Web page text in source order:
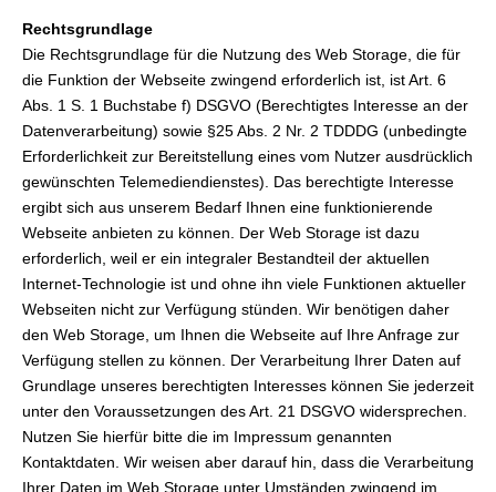
Rechtsgrundlage
Die Rechtsgrundlage für die Nutzung des Web Storage, die für
die Funktion der Webseite zwingend erforderlich ist, ist Art. 6
Abs. 1 S. 1 Buchstabe f) DSGVO (Berechtigtes Interesse an der
Datenverarbeitung) sowie §25 Abs. 2 Nr. 2 TDDDG (unbedingte
Erforderlichkeit zur Bereitstellung eines vom Nutzer ausdrücklich
gewünschten Telemediendienstes). Das berechtigte Interesse
ergibt sich aus unserem Bedarf Ihnen eine funktionierende
Webseite anbieten zu können. Der Web Storage ist dazu
erforderlich, weil er ein integraler Bestandteil der aktuellen
Internet-Technologie ist und ohne ihn viele Funktionen aktueller
Webseiten nicht zur Verfügung stünden. Wir benötigen daher
den Web Storage, um Ihnen die Webseite auf Ihre Anfrage zur
Verfügung stellen zu können. Der Verarbeitung Ihrer Daten auf
Grundlage unseres berechtigten Interesses können Sie jederzeit
unter den Voraussetzungen des Art. 21 DSGVO widersprechen.
Nutzen Sie hierfür bitte die im Impressum genannten
Kontaktdaten. Wir weisen aber darauf hin, dass die Verarbeitung
Ihrer Daten im Web Storage unter Umständen zwingend im